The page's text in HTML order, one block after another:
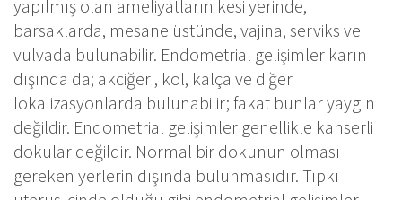
yapılmış olan ameliyatların kesi yerinde,
barsaklarda, mesane üstünde, vajina, serviks ve
vulvada bulunabilir. Endometrial gelişimler karın
dışında da; akciğer , kol, kalça ve diğer
lokalizasyonlarda bulunabilir; fakat bunlar yaygın
değildir. Endometrial gelişimler genellikle kanserli
dokular değildir. Normal bir dokunun olması
gereken yerlerin dışında bulunmasıdır. Tıpkı